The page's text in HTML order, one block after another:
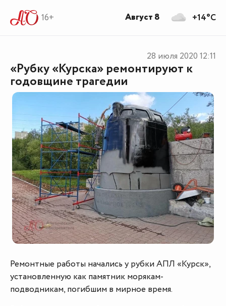
16+
«Рубку «Курска» ремонтируют к
годовщине трагедии
28 июля 2020 12:11
Ремонтные работы начались у рубки АПЛ «Курск»,
установленную как памятник морякам-
подводникам, погибшим в мирное время.
+14°C
Август 8